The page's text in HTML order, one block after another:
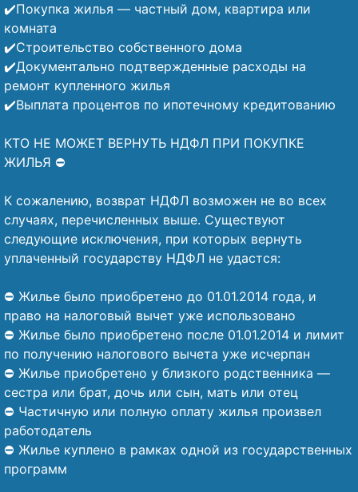
✔️Покупка жилья — частный дом, квартира или
комната
✔️Строительство собственного дома
✔️Документально подтвержденные расходы на
ремонт купленного жилья
✔️Выплата процентов по ипотечному кредитованию
КТО НЕ МОЖЕТ ВЕРНУТЬ НДФЛ ПРИ ПОКУПКЕ
ЖИЛЬЯ ⛔
К сожалению, возврат НДФЛ возможен не во всех
случаях, перечисленных выше. Существуют
следующие исключения, при которых вернуть
уплаченный государству НДФЛ не удастся:
⛔ Жилье было приобретено до 01.01.2014 года, и
право на налоговый вычет уже использовано
⛔ Жилье было приобретено после 01.01.2014 и лимит
по получению налогового вычета уже исчерпан
⛔ Жилье приобретено у близкого родственника —
сестра или брат, дочь или сын, мать или отец
⛔ Частичную или полную оплату жилья произвел
работодатель
⛔ Жилье куплено в рамках одной из государственных
программ